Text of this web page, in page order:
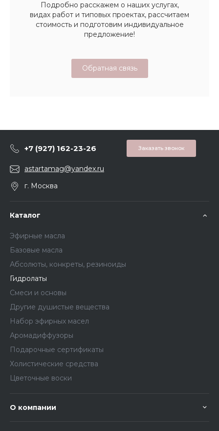
Подробно расскажем о наших услугах,
видах работ и типовых проектах, рассчитаем
стоимость и подготовим индивидуальное
предложение!
Обратная связь
+7 (927) 162-23-26 Заказать звонок
astartamag@yandex.ru
г. Москва
Каталог
Эфирные масла
Базовые масла
Абсолюты, конкреты, резиноиды
Гидролаты
Смеси и основы
Другие душистые вещества
Набор эфирных масел
Аромадиффузоры
Подарочные сертификаты
Холистические средства
Цветочные воски
О компании